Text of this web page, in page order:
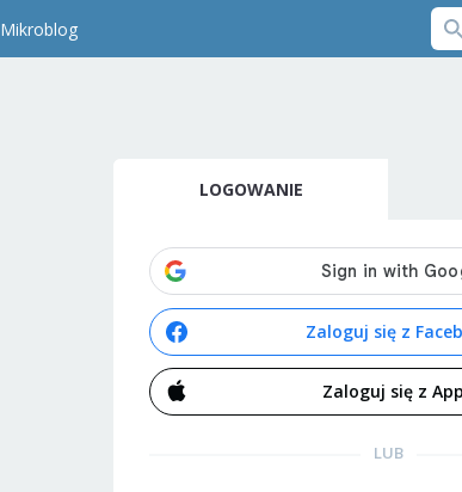
Mikroblog
LOGOWANIE
Zaloguj się z
Zaloguj się z
LUB